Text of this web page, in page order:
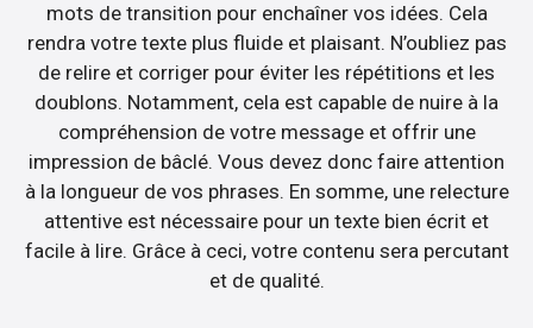
mots de transition pour enchaîner vos idées. Cela
rendra votre texte plus fluide et plaisant. N’oubliez pas
de relire et corriger pour éviter les répétitions et les
doublons. Notamment, cela est capable de nuire à la
compréhension de votre message et offrir une
impression de bâclé. Vous devez donc faire attention
à la longueur de vos phrases. En somme, une relecture
attentive est nécessaire pour un texte bien écrit et
facile à lire. Grâce à ceci, votre contenu sera percutant
et de qualité.